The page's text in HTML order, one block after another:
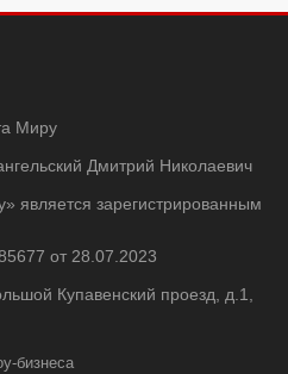
Миру
Дмитрий Николаевич
является зарегистрированным
от 28.07.2023
Купавенский проезд, д.1,
бизнеса